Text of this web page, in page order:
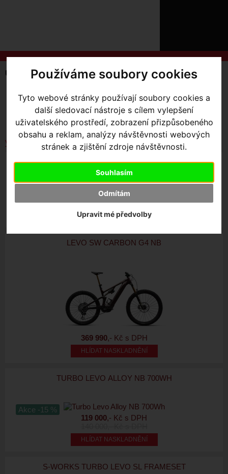
Používáme soubory cookies
Tyto webové stránky používají soubory cookies a
další sledovací nástroje s cílem vylepšení
uživatelského prostředí, zobrazení přizpůsobeného
obsahu a reklam, analýzy návštěvnosti webových
stránek a zjištění zdroje návštěvnosti.
Souhlasím
Odmítám
Upravit mé předvolby
O
NÁKUPU
REGISTRACE
ZTRATILI
Úvodní strana Elektrokola Levo
SKLADEM V OLOMOUCI
Seřadit podle:
Názvu Data
Vybrat dle výrobce
LEVO PRO CARBON G4 NB
304 990,- Kč s DPH
HLÍDAT NASKLADNĚNÍ
LEVO SW CARBON G4 NB
369 990,- Kč s DPH
HLÍDAT NASKLADNĚNÍ
TURBO LEVO ALLOY NB 700WH
Akce -15 %
119 000,- Kč s DPH
HLÍDAT NASKLADNĚNÍ
S-WORKS TURBO LEVO SL FRAMESET